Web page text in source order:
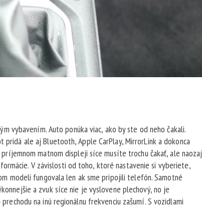
vybavením. Auto ponúka viac, ako by ste od neho čakali.
ale aj Bluetooth, Apple CarPlay, MirrorLink a dokonca
matnom displeji síce musíte trochu čakať, ale naozaj
V závislosti od toho, ktoré nastavenie si vyberiete,
modeli fungovala len ak sme pripojili telefón. Samotné
a zvuk síce nie je vyslovene plechový, no je
na inú regionálnu frekvenciu zašumí. S vozidlami